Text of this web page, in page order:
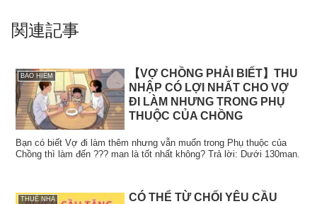
関連記事
BẢO HIỂM
【VỢ CHỒNG PHẢI BIẾT】THU
NHẬP CÓ LỢI NHẤT CHO VỢ
ĐI LÀM NHƯNG TRONG PHỤ
THUỘC CỦA CHỒNG
Bạn có biết Vợ đi làm thêm nhưng vẫn muốn trong Phụ thuộc của
Chồng thì làm đến ??? man là tốt nhất không? Trả lời: Dưới 130man.
THUÊ NHÀ
CÓ THỂ TỪ CHỐI YÊU CẦU